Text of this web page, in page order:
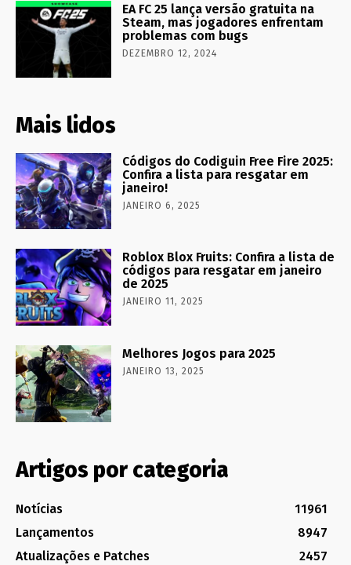
EA FC 25 lança versão gratuita na
Steam, mas jogadores enfrentam
problemas com bugs
DEZEMBRO 12, 2024
Mais lidos
Códigos do Codiguin Free Fire 2025:
Confira a lista para resgatar em
janeiro!
JANEIRO 6, 2025
Roblox Blox Fruits: Confira a lista de
códigos para resgatar em janeiro
de 2025
JANEIRO 11, 2025
Melhores Jogos para 2025
JANEIRO 13, 2025
Artigos por categoria
Notícias
11961
Lançamentos
8947
Atualizações e Patches
2457